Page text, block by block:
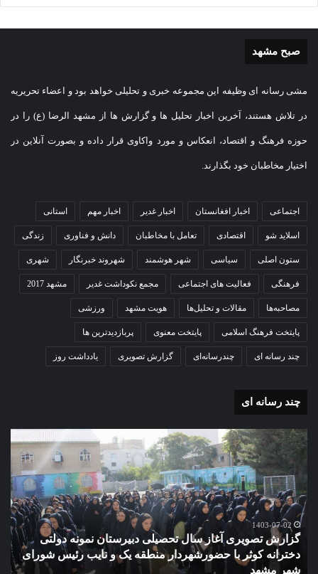
صبح مشهد
مشی رسانه ای وظیفه این مجموعه خبری و تحلیلی خواهد بود و اعضاء تحریریه
در تلاش هستند، آخرین اخبار تحلیل ها و گزارش ها از مشهد الرضا (ع) را در
حوزه فرهنگ و اقتصاد، انعکاس و مورد واکاوی قرار داده و بصورت آنلاین در
اختیار مخاطبان خود بگذارند.
اجتماعی اخبار افغانستان اخبار غدیر اخبار مهم استانی
اسلاید شو اقتصادی تعامل با مخاطبان دانش و فناوری زندگی
ستون اصلی سیاسی شهر هوشمند شهروند خبرنگار شهری
فرهنگی فعالیت های اجتماعی مجمع نکوداشت غدیر مشهد 2017
مصاحبه‌ها مقالات و تحلیل‌ها هویت مشهد ورزشی
پایتخت فرهنگ اسلامی پایتخت معنوی پربازدیدترین ها
چند رسانه ای چندرسانه‌ای گزارش تصویری یادداشت روز
چند رسانه ای
گزارش
تصویری
آغاز
سال
تحصیلی
دبیرستان
نمونه
دولتی
دخترانه
کوثر
1403-07-02
گزارش تصویری آغاز سال تحصیلی دبیرستان نمونه دولتی
دخترانه کوثر با حضورشهردار منطقه یک و نایب رئیس شورای
شهر مشهد